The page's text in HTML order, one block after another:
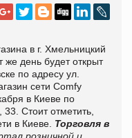
в г. Хмельницкий
же день будет открыт
по адресу ул.
сети Comfy
в Киеве по
Стоит отметить,
в Киеве. Торговля в
розничной и